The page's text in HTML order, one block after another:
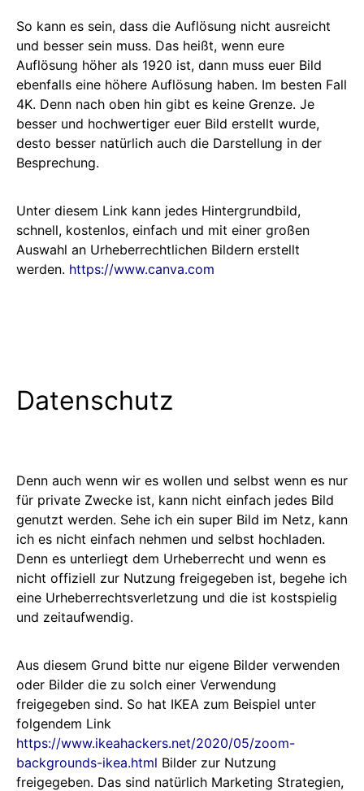
So kann es sein, dass die Auflösung nicht ausreicht
und besser sein muss. Das heißt, wenn eure
Auflösung höher als 1920 ist, dann muss euer Bild
ebenfalls eine höhere Auflösung haben. Im besten Fall
4K. Denn nach oben hin gibt es keine Grenze. Je
besser und hochwertiger euer Bild erstellt wurde,
desto besser natürlich auch die Darstellung in der
Besprechung.
Unter diesem Link kann jedes Hintergrundbild,
schnell, kostenlos, einfach und mit einer großen
Auswahl an Urheberrechtlichen Bildern erstellt
werden. https://www.canva.com
Datenschutz
Denn auch wenn wir es wollen und selbst wenn es nur
für private Zwecke ist, kann nicht einfach jedes Bild
genutzt werden. Sehe ich ein super Bild im Netz, kann
ich es nicht einfach nehmen und selbst hochladen.
Denn es unterliegt dem Urheberrecht und wenn es
nicht offiziell zur Nutzung freigegeben ist, begehe ich
eine Urheberrechtsverletzung und die ist kostspielig
und zeitaufwendig.
Aus diesem Grund bitte nur eigene Bilder verwenden
oder Bilder die zu solch einer Verwendung
freigegeben sind. So hat IKEA zum Beispiel unter
folgendem Link
https://www.ikeahackers.net/2020/05/zoom-
backgrounds-ikea.html Bilder zur Nutzung
freigegeben. Das sind natürlich Marketing Strategien,